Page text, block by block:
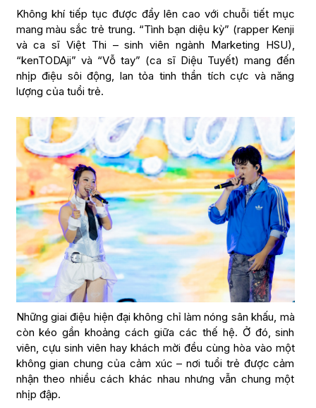
Không khí tiếp tục được đẩy lên cao với chuỗi tiết mục
mang màu sắc trẻ trung. “Tình bạn diệu kỳ” (rapper Kenji
và ca sĩ Việt Thi – sinh viên ngành Marketing HSU),
“kenTODAji” và “Vỗ tay” (ca sĩ Diệu Tuyết) mang đến
nhịp điệu sôi động, lan tỏa tinh thần tích cực và năng
lượng của tuổi trẻ.
Những giai điệu hiện đại không chỉ làm nóng sân khấu, mà
còn kéo gần khoảng cách giữa các thế hệ. Ở đó, sinh
viên, cựu sinh viên hay khách mời đều cùng hòa vào một
không gian chung của cảm xúc – nơi tuổi trẻ được cảm
nhận theo nhiều cách khác nhau nhưng vẫn chung một
nhịp đập.